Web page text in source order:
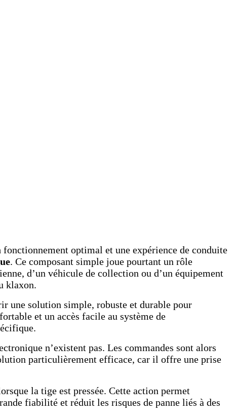
optimal et une expérience de conduite
. Ce composant simple joue pourtant un rôle
d’un véhicule de collection ou d’un équipement
klaxon.
une solution simple, robuste et durable pour
et un accès facile au système de
n’existent pas. Les commandes sont alors
particulièrement efficace, car il offre une prise
la tige est pressée. Cette action permet
fiabilité et réduit les risques de panne liés à des